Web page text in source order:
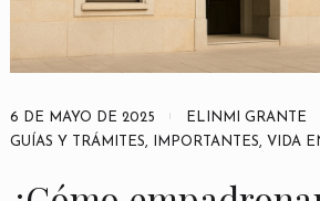
6 DE MAYO DE 2025
ELINMI GRANTE
GUÍAS Y TRÁMITES, IMPORTANTES, VIDA